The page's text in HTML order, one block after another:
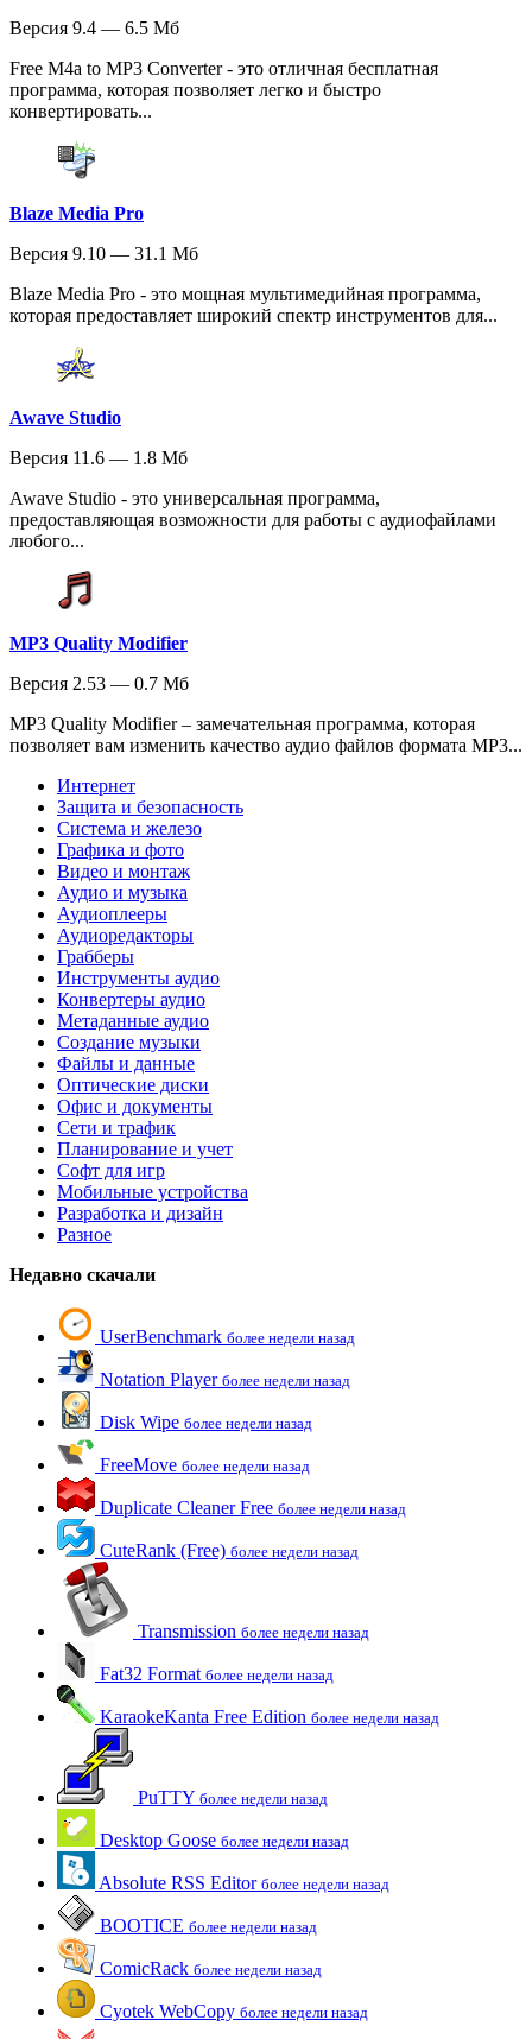
Версия 9.4 — 6.5 Мб
Free M4a to MP3 Converter - это отличная бесплатная
программа, которая позволяет легко и быстро
конвертировать...
Blaze Media Pro
Версия 9.10 — 31.1 Мб
Blaze Media Pro - это мощная мультимедийная программа,
которая предоставляет широкий спектр инструментов для...
Awave Studio
Версия 11.6 — 1.8 Мб
Awave Studio - это универсальная программа,
предоставляющая возможности для работы с аудиофайлами
любого...
MP3 Quality Modifier
Версия 2.53 — 0.7 Мб
MP3 Quality Modifier – замечательная программа, которая
позволяет вам изменить качество аудио файлов формата MP3...
Интернет
Защита и безопасность
Система и железо
Графика и фото
Видео и монтаж
Аудио и музыка
Аудиоплееры
Аудиоредакторы
Грабберы
Инструменты аудио
Конвертеры аудио
Метаданные аудио
Создание музыки
Файлы и данные
Оптические диски
Офис и документы
Сети и трафик
Планирование и учет
Софт для игр
Мобильные устройства
Разработка и дизайн
Разное
Недавно скачали
UserBenchmark более недели назад
Notation Player более недели назад
Disk Wipe более недели назад
FreeMove более недели назад
Duplicate Cleaner Free более недели назад
CuteRank (Free) более недели назад
Transmission более недели назад
Fat32 Format более недели назад
KaraokeKanta Free Edition более недели назад
PuTTY более недели назад
Desktop Goose более недели назад
Absolute RSS Editor более недели назад
BOOTICE более недели назад
ComicRack более недели назад
Cyotek WebCopy более недели назад